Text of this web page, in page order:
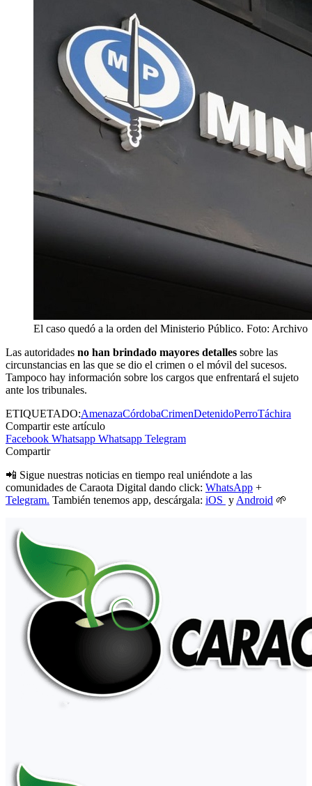
El caso quedó a la orden del Ministerio Público. Foto: Archivo
Las autoridades no han brindado mayores detalles sobre las
circunstancias en las que se dio el crimen o el móvil del sucesos.
Tampoco hay información sobre los cargos que enfrentará el sujeto
ante los tribunales.
ETIQUETADO:AmenazaCórdobaCrimenDetenidoPerroTáchira
Compartir este artículo
Facebook Whatsapp Whatsapp Telegram
Compartir
📲 Sigue nuestras noticias en tiempo real uniéndote a las
comunidades de Caraota Digital dando click: WhatsApp +
Telegram. También tenemos app, descárgala: iOS y Android 🌱